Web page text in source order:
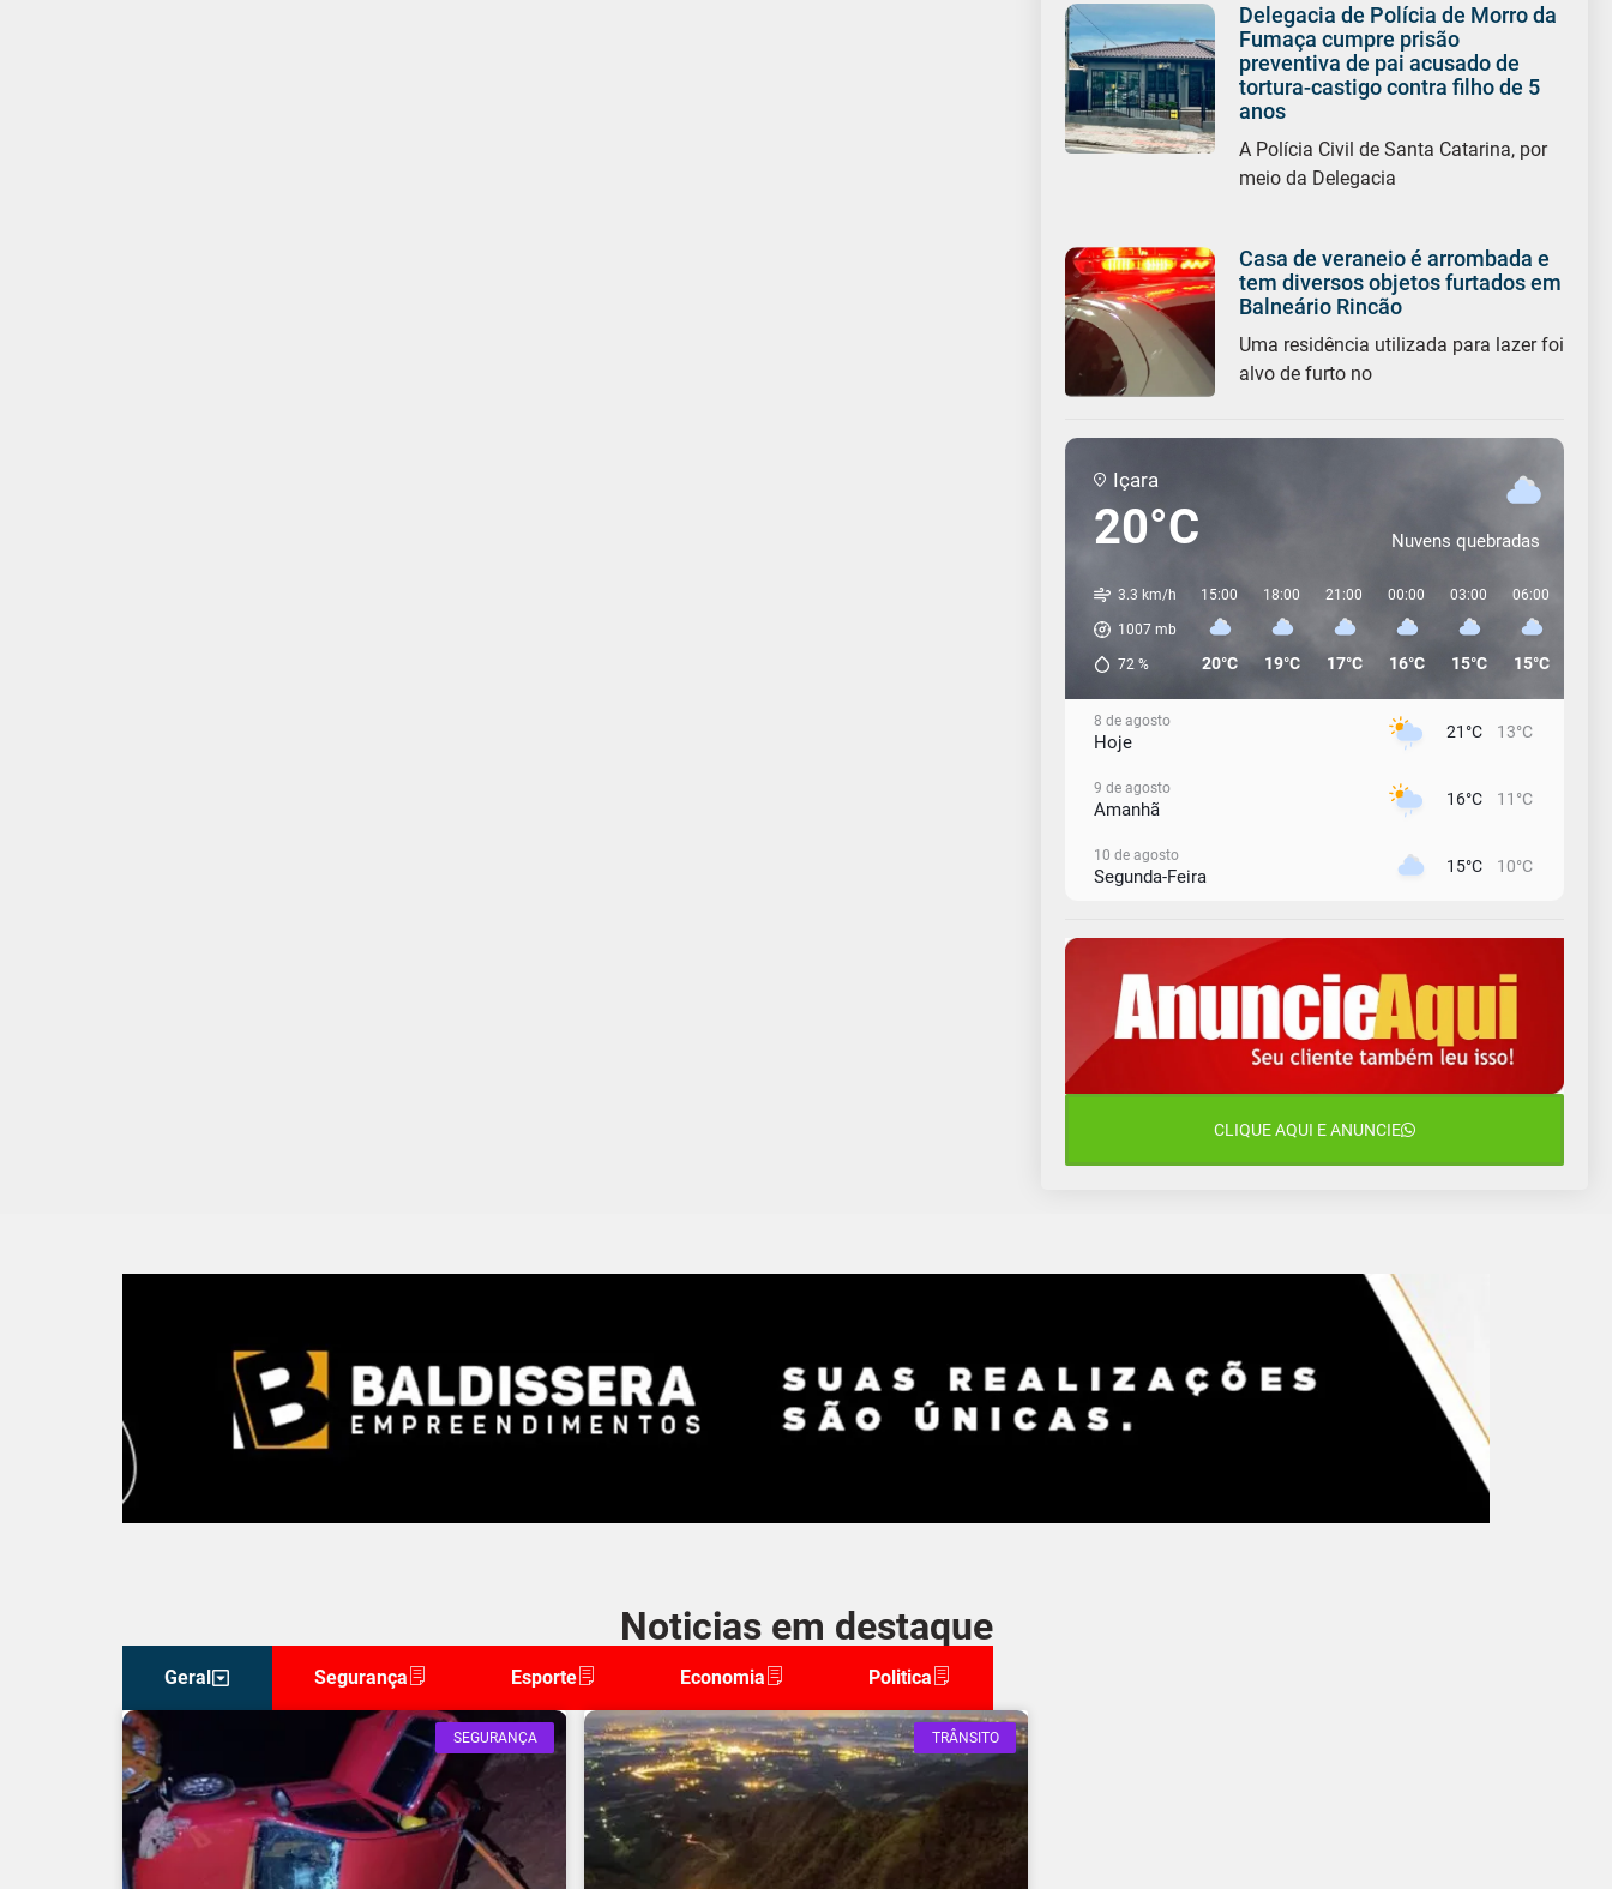
Delegacia de Polícia de Morro da
Fumaça cumpre prisão
preventiva de pai acusado de
tortura-castigo contra filho de 5
anos
A Polícia Civil de Santa Catarina, por
meio da Delegacia
Casa de veraneio é arrombada e
tem diversos objetos furtados em
Balneário Rincão
Uma residência utilizada para lazer foi
alvo de furto no
Içara
20°C Nuvens quebradas
3.3 km/h
1007mb
72%
15:00
20°C
18:00
19°C
21:00
17°C
00:00
16°C
03:00
15°C
06:00
15°C
8 de agosto
Hoje 21°C 13°C
9 de agosto
Amanhã 16°C 11°C
10 de agosto
Segunda-Feira 15°C 10°C
Terça-Feira 13°C 11°C
12 de agosto
Quarta-Feira
13 de agosto
20°C 15°C
CLIQUE AQUI E ANUNCIE
Noticias em destaque
Geral Segurança Esporte Economia Politica
SEGURANÇA TRÂNSITO